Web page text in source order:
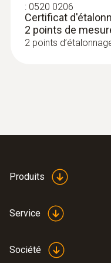
: 0520 0206
Certificat
2 points de
2 points
Produits
Service
Société